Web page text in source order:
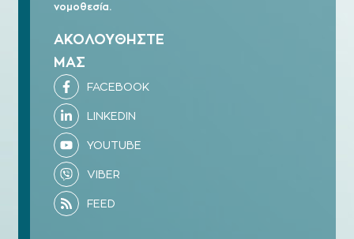
νομοθεσία.
ΑΚΟΛΟΥΘΗΣΤΕ
ΜΑΣ